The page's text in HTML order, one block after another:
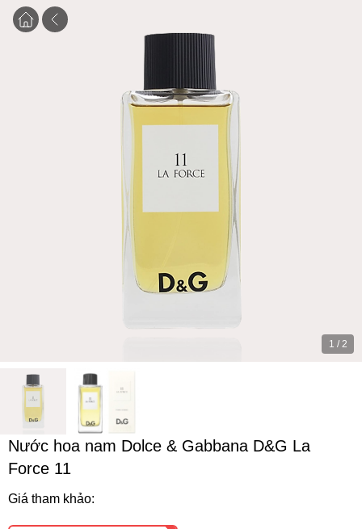
1 / 2
Nước hoa nam Dolce & Gabbana D&G La
Force 11
Giá tham khảo: